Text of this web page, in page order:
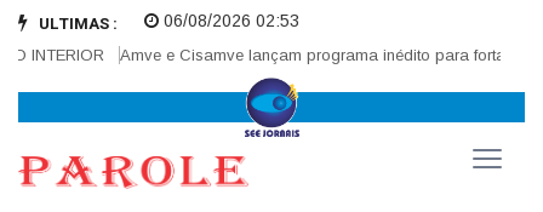
ULTIMAS :
INTERIOR Amve e Cisamve lançam programa inédito para fortalecer
06/08/2026 02:53